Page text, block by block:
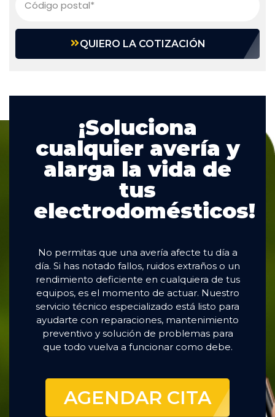
QUIERO LA COTIZACIÓN
¡Soluciona
cualquier avería y
alarga la vida de
tus
electrodomésticos!
No permitas que una avería afecte tu día a
día. Si has notado fallos, ruidos extraños o un
rendimiento deficiente en cualquiera de tus
equipos, es el momento de actuar. Nuestro
servicio técnico especializado está listo para
ayudarte con reparaciones, mantenimiento
preventivo y solución de problemas para
que todo vuelva a funcionar como debe.
AGENDAR CITA